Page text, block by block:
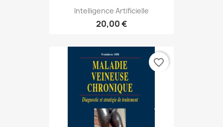
Intelligence Artificielle
20,00 €
favorite_border